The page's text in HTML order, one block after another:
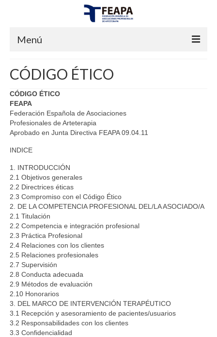
Menú
INICIO
JUNTA DIRECTIVA
ESTATUTOS
¿QUÉ ENTENDEMOS POR ARTETERAPIA?
PREGUNTAS FRECUENTES
CÓDIGO ÉTICO
ASOCIACIONES FEDERADAS
AFIA
ANDART
ATe
MURART
CÓDIGO ÉTICO
CÓDIGO ÉTICO
FEAPA
Federación Española de Asociaciones
Profesionales de Arteterapia
Aprobado en Junta Directiva FEAPA 09.04.11
INDICE
1. INTRODUCCIÓN
2.1 Objetivos generales
2.2 Directrices éticas
2.3 Compromiso con el Código Ético
2. DE LA COMPETENCIA PROFESIONAL DEL/LA ASOCIADO/A
2.1 Titulación
2.2 Competencia e integración profesional
2.3 Práctica Profesional
2.4 Relaciones con los clientes
2.5 Relaciones profesionales
2.7 Supervisión
2.8 Conducta adecuada
2.9 Métodos de evaluación
2.10 Honorarios
3. DEL MARCO DE INTERVENCIÓN TERAPÉUTICO
3.1 Recepción y asesoramiento de pacientes/usuarios
3.2 Responsabilidades con los clientes
3.3 Confidencialidad